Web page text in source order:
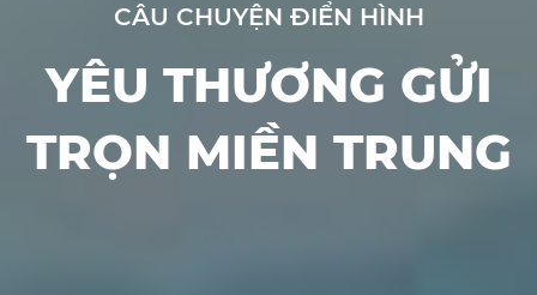
CÂU CHUYỆN ĐIỂN HÌNH
YÊU THƯƠNG GỬI
TRỌN MIỀN TRUNG